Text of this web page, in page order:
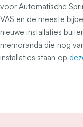
voor Automatische
VAS en de meeste
nieuwe installaties
memoranda die nog
installaties staan op